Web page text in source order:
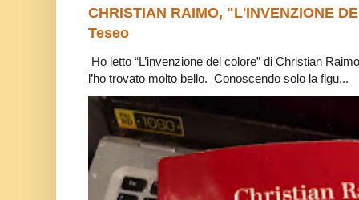
CHRISTIAN RAIMO, "L'INVENZIONE
Teseo
Ho letto “L’invenzione del colore” di Christian
l’ho trovato molto bello. Conoscendo solo la figu...